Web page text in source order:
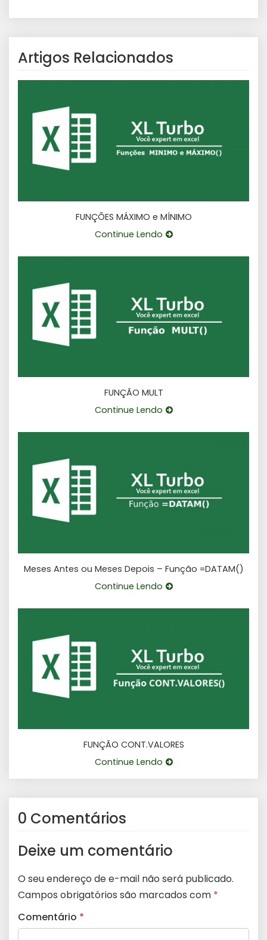
Artigos Relacionados
FUNÇÕES MÁXIMO e MÍNIMO
Continue Lendo
FUNÇÃO MULT
Continue Lendo
Meses Antes ou Meses Depois – Função =DATAM()
Continue Lendo
FUNÇÃO CONT.VALORES
Continue Lendo
0 Comentários
Deixe um comentário
O seu endereço de e-mail não será publicado.
Campos obrigatórios são marcados com *
Comentário *